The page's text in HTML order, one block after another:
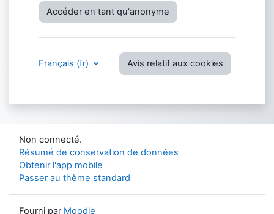
Accéder en tant qu'anonyme
Français ‎(fr)‎ Avis relatif aux cookies
Non connecté.
Résumé de conservation de données
Obtenir l'app mobile
Passer au thème standard
Fourni par Moodle